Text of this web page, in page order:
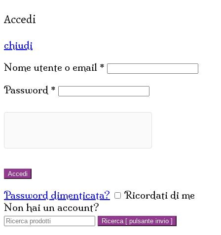
Accedi
chiudi
Nome utente o email *
Password *
Accedi
Password dimenticata?
Ricordati di me
Non hai un account?
Cerca:
Ricerca [ pulsante invio ]